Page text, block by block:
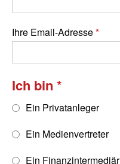
Ihre Email-Adresse
Ich bin
Ein Privatanleger
Ein Medienvertreter
Ein Finanzintermediär